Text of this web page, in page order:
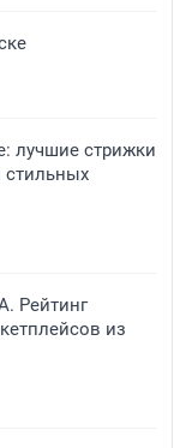
лучшие стрижки
Рейтинг
из